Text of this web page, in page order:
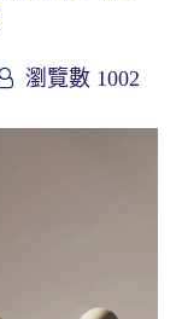
瀏覽數 1002